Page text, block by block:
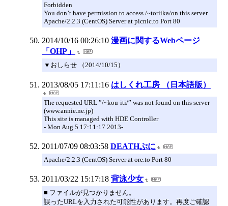
Forbidden
You don’t have permission to access /~toriika/on this server.
Apache/2.2.3 (CentOS) Server at picnic.to Port 80
2014/10/16 00:26:10 漫画に関するWebページ
「OHP」
▼おしらせ （2014/10/15）
2013/08/05 17:11:16 はしくれ工房 （日本語版）
The requested URL ”/~kou-iti/” was not found on this server
(www.annie.ne.jp)
This site is managed with HDE Controller
- Mon Aug 5 17:11:17 2013-
2011/07/09 08:03:58 DEATHぷに
Apache/2.2.3 (CentOS) Server at ore.to Port 80
2011/03/22 15:17:18 背泳少女
■ ファイルが見つかりません。
誤ったURLを入力された可能性があります。再度ご確認